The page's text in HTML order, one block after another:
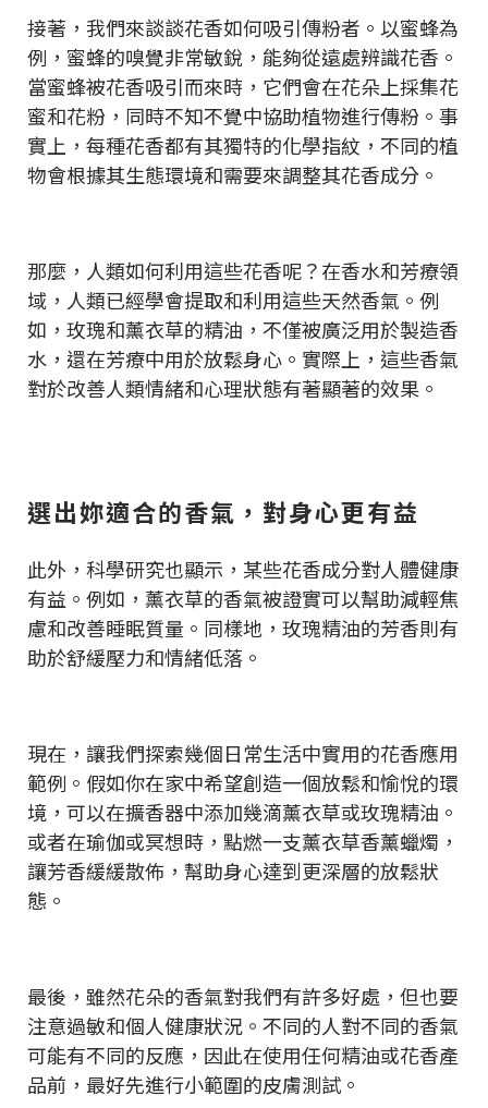
接著，我們來談談花香如何吸引傳粉者。以蜜蜂為
例，蜜蜂的嗅覺非常敏銳，能夠從遠處辨識花香。
當蜜蜂被花香吸引而來時，它們會在花朵上採集花
蜜和花粉，同時不知不覺中協助植物進行傳粉。事
實上，每種花香都有其獨特的化學指紋，不同的植
物會根據其生態環境和需要來調整其花香成分。
那麼，人類如何利用這些花香呢？在香水和芳療領
域，人類已經學會提取和利用這些天然香氣。例
如，玫瑰和薰衣草的精油，不僅被廣泛用於製造香
水，還在芳療中用於放鬆身心。實際上，這些香氣
對於改善人類情緒和心理狀態有著顯著的效果。
選出妳適合的香氣，對身心更有益
此外，科學研究也顯示，某些花香成分對人體健康
有益。例如，薰衣草的香氣被證實可以幫助減輕焦
慮和改善睡眠質量。同樣地，玫瑰精油的芳香則有
助於舒緩壓力和情緒低落。
現在，讓我們探索幾個日常生活中實用的花香應用
範例。假如你在家中希望創造一個放鬆和愉悅的環
境，可以在擴香器中添加幾滴薰衣草或玫瑰精油。
或者在瑜伽或冥想時，點燃一支薰衣草香薰蠟燭，
讓芳香緩緩散佈，幫助身心達到更深層的放鬆狀
態。
最後，雖然花朵的香氣對我們有許多好處，但也要
注意過敏和個人健康狀況。不同的人對不同的香氣
可能有不同的反應，因此在使用任何精油或花香產
品前，最好先進行小範圍的皮膚測試。